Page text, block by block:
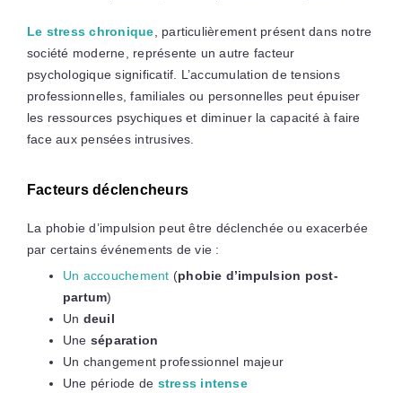
Le stress chronique , particulièrement présent dans notre
société moderne, représente un autre facteur
psychologique significatif. L’accumulation de tensions
professionnelles, familiales ou personnelles peut épuiser
les ressources psychiques et diminuer la capacité à faire
face aux pensées intrusives.
Facteurs déclencheurs
La phobie d’impulsion peut être déclenchée ou exacerbée
par certains événements de vie :
Un accouchement (phobie d’impulsion post-
partum)
Un deuil
Une séparation
Un changement professionnel majeur
Une période de stress intense